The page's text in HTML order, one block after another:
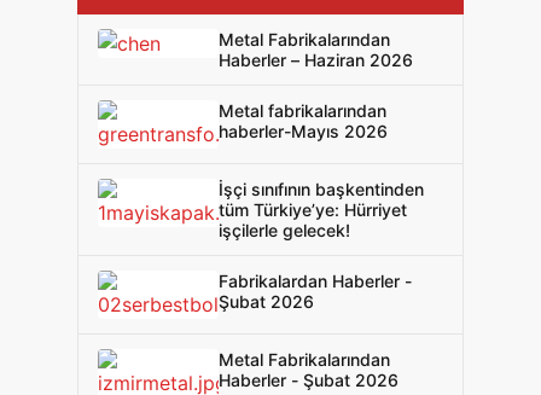
Metal Fabrikalarından
Haberler – Haziran 2026
Metal fabrikalarından
haberler-Mayıs 2026
İşçi sınıfının başkentinden
tüm Türkiye’ye: Hürriyet
işçilerle gelecek!
Fabrikalardan Haberler -
Şubat 2026
Metal Fabrikalarından
Haberler - Şubat 2026